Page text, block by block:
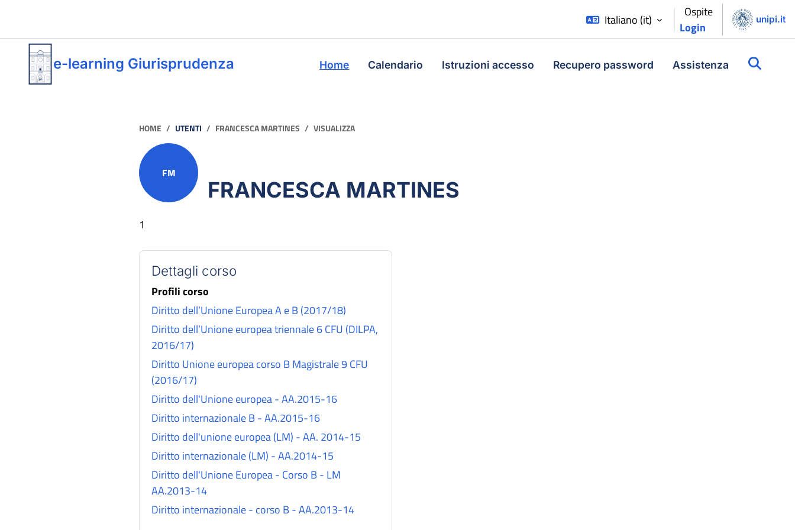
Italiano ‎(it)‎
Ospite
Login
unipi.it
e-learning Giurisprudenza Home Calendario Istruzioni accesso Recupero password Assistenza
HOME UTENTI FRANCESCA MARTINES VISUALIZZA
FM
FRANCESCA MARTINES
1
Profilo utente
Blocchi di contenuto principale
Dettagli corso
Profili corso
Diritto dell’Unione Europea A e B (2017/18)
Diritto dell’Unione europea triennale 6 CFU (DILPA,
2016/17)
Diritto Unione europea corso B Magistrale 9 CFU
(2016/17)
Diritto dell'Unione europea - AA.2015-16
Diritto internazionale B - AA.2015-16
Diritto dell'unione europea (LM) - AA. 2014-15
Diritto internazionale (LM) - AA.2014-15
Diritto dell'Unione Europea - Corso B - LM
AA.2013-14
Diritto internazionale - corso B - AA.2013-14